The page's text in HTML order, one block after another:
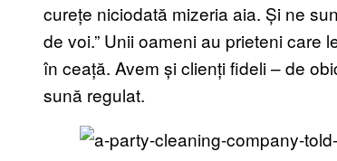
curețe niciodată mizeria aia. Și ne
de voi.” Unii oameni au prieteni care
în ceață. Avem și clienți fideli – de
sună regulat.